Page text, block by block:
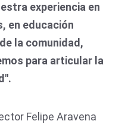
experiencia en
en educación
la comunidad,
para articular la
Felipe Aravena